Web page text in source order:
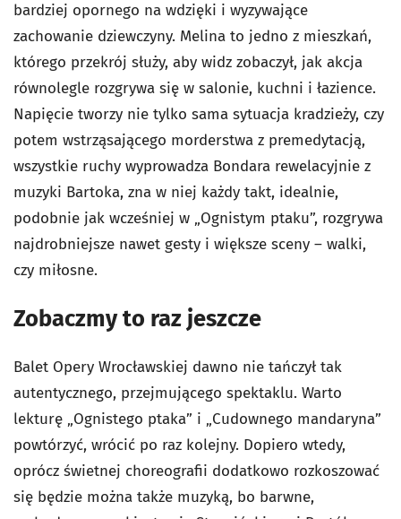
bardziej opornego na wdzięki i wyzywające
zachowanie dziewczyny. Melina to jedno z mieszkań,
którego przekrój służy, aby widz zobaczył, jak akcja
równolegle rozgrywa się w salonie, kuchni i łazience.
Napięcie tworzy nie tylko sama sytuacja kradzieży, czy
potem wstrząsającego morderstwa z premedytacją,
wszystkie ruchy wyprowadza Bondara rewelacyjnie z
muzyki Bartoka, zna w niej każdy takt, idealnie,
podobnie jak wcześniej w „Ognistym ptaku”, rozgrywa
najdrobniejsze nawet gesty i większe sceny – walki,
czy miłosne.
Zobaczmy to raz jeszcze
Balet Opery Wrocławskiej dawno nie tańczył tak
autentycznego, przejmującego spektaklu. Warto
lekturę „Ognistego ptaka” i „Cudownego mandaryna”
powtórzyć, wrócić po raz kolejny. Dopiero wtedy,
oprócz świetnej choreografii dodatkowo rozkoszować
się będzie można także muzyką, bo barwne,